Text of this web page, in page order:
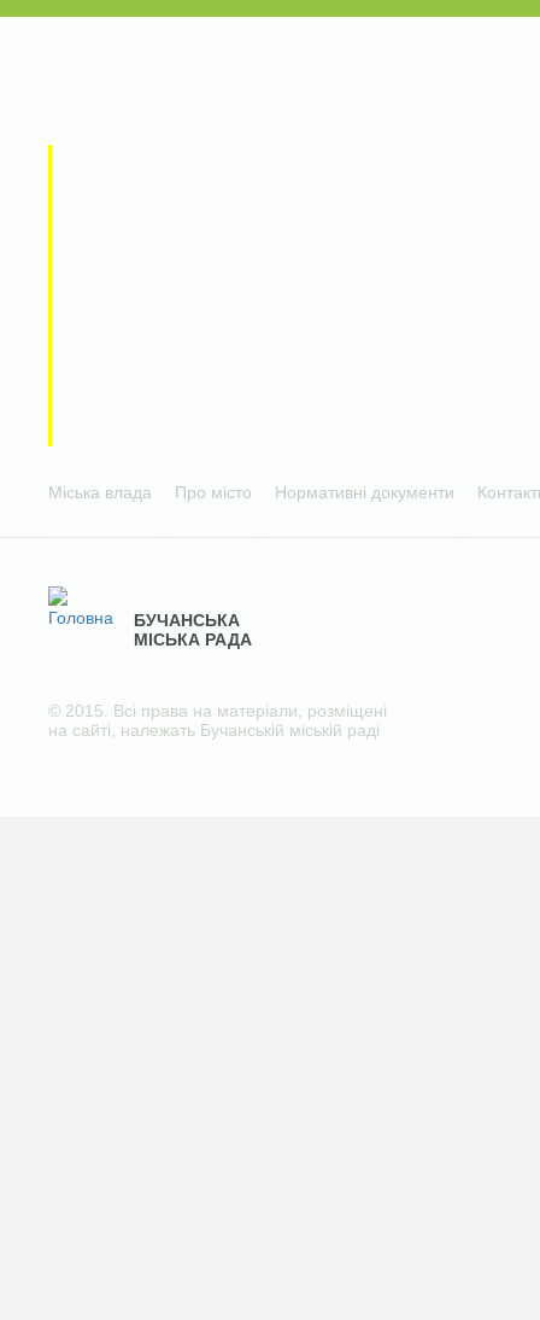
Міська влада Про місто Нормативні документи
БУЧАНСЬКА
МІСЬКА РАДА
© 2015. Всі права на матеріали, розміщені
на сайті, належать Бучанській міській раді